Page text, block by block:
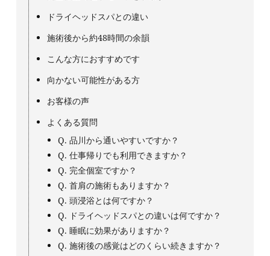
ドライヘッドスパとの違い
施術後から約48時間の余韻
こんな方におすすめです
向かない可能性がある方
お客様の声
よくある質問
Q. 品川から通いやすいですか？
Q. 仕事帰りでも利用できますか？
Q. 完全個室ですか？
Q. 首肩の施術もありますか？
Q. 頭浸浴とは何ですか？
Q. ドライヘッドスパとの違いは何ですか？
Q. 睡眠に効果がありますか？
Q. 施術後の感覚はどのくらい続きますか？